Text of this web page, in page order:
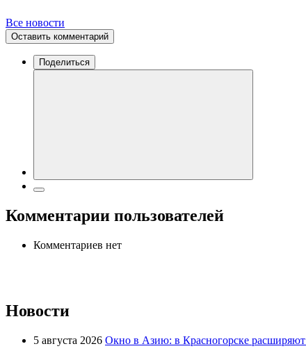
Все новости
Оставить комментарий
Поделиться
Комментарии пользователей
Комментариев нет
Новости
5 августа 2026 Окно в Азию: в Красногорске